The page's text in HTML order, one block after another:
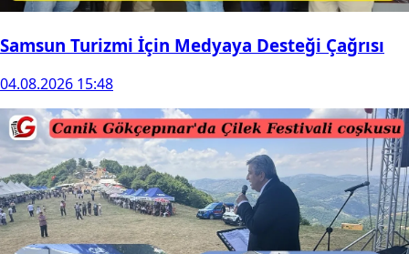
Samsun Turizmi İçin Medyaya Desteği Çağrısı
04.08.2026 15:48